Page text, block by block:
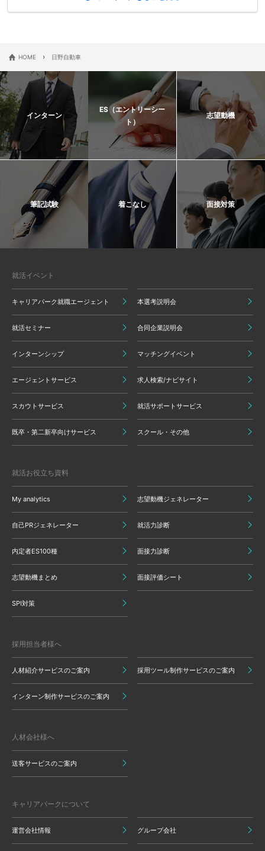
HOME › 日野自動車
インターン
ES（エントリーシー
ト）
志望動機
筆記試験 着こなし 面接対策
就活イベント
キャリアパーク就職エージェント 本選考説明会
就活セミナー 合同企業説明会
インターンシップ マッチングイベント
エージェントサービス 求人検索/ナビサイト
スカウトサービス 就活サポートサービス
既卒・第二新卒向けサービス スクール・その他
就活お役立ち資料
My analytics 志望動機ジェネレーター
自己PRジェネレーター 就活力診断
内定者ES100種 面接力診断
志望動機まとめ 面接評価シート
SPI対策
採用担当者様へ
人材紹介サービスのご案内 採用ツール制作サービスのご案内
インターン制作サービスのご案内
人材会社様へ
送客サービスのご案内
キャリアパークについて
運営会社情報 グループ会社